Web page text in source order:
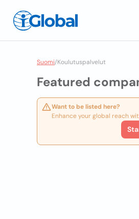
Suomi/Koulutuspalvelut
Featured
Want to be listed here?
Enhance your global reach